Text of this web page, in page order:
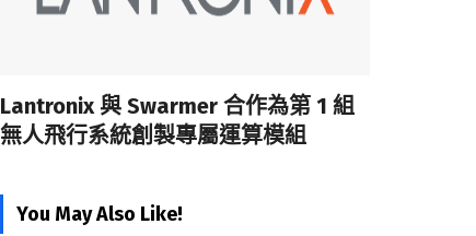
Lantronix 與 Swarmer 合作為第 1 組
無人飛行系統創製專屬運算模組
You May Also Like!